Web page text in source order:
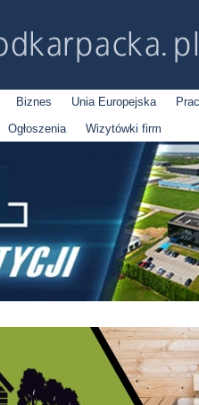
Biznes Unia Europejska
Ogłoszenia Wizytówki firm